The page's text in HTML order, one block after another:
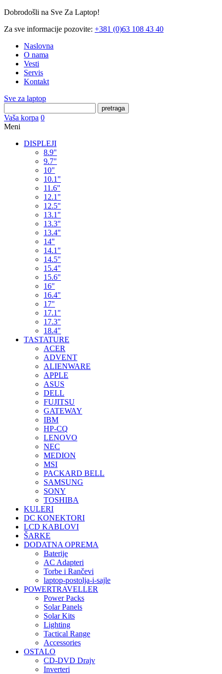
Dobrodošli na Sve Za Laptop!
Za sve informacije pozovite: +381 (0)63 108 43 40
Naslovna
O nama
Vesti
Servis
Kontakt
Sve za laptop
pretraga
Vaša korpa 0
Meni
DISPLEJI
8.9"
9.7"
10"
10.1"
11.6"
12.1"
12.5"
13.1"
13.3"
13.4"
14"
14.1"
14.5"
15.4"
15.6"
16"
16.4"
17"
17.1"
17.3"
18.4"
TASTATURE
ACER
ADVENT
ALIENWARE
APPLE
ASUS
DELL
FUJITSU
GATEWAY
IBM
HP-CQ
LENOVO
NEC
MEDION
MSI
PACKARD BELL
SAMSUNG
SONY
TOSHIBA
KULERI
DC KONEKTORI
LCD KABLOVI
ŠARKE
DODATNA OPREMA
Baterije
AC Adapteri
Torbe i Rančevi
laptop-postolja-i-sajle
POWERTRAVELLER
Power Packs
Solar Panels
Solar Kits
Lighting
Tactical Range
Accessories
OSTALO
CD-DVD Drajv
Inverteri